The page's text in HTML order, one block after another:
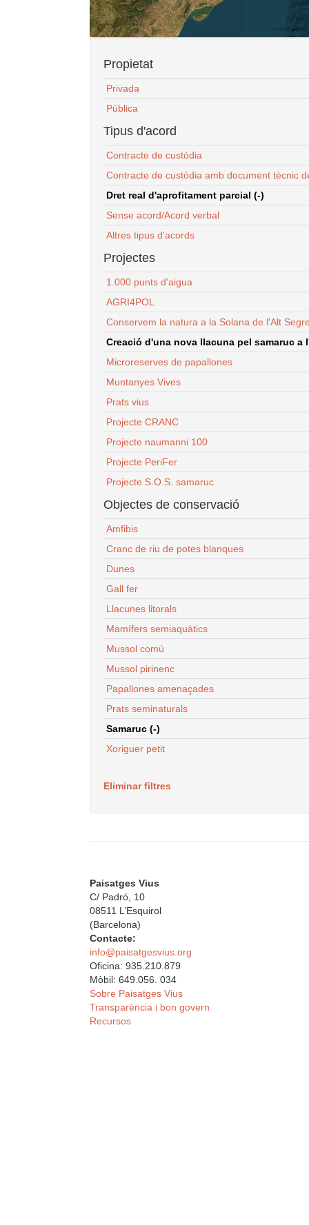
Propietat
Privada
Pública
Tipus d'acord
Contracte de custòdia
Contracte de custòdia amb document tècnic
Dret real d'aprofitament parcial (-)
Sense acord/Acord verbal
Altres tipus d'acords
Projectes
1.000 punts d'aigua
AGRI4POL
Conservem la natura a la Solana de l'Alt
Creació d'una nova llacuna pel samaruc a
Microreserves de papallones
Muntanyes Vives
Prats vius
Projecte CRANC
Projecte naumanni 100
Projecte PeriFer
Projecte S.O.S. samaruc
Objectes de conservació
Amfibis
Cranc de riu de potes blanques
Dunes
Gall fer
Llacunes litorals
Mamífers semiaquàtics
Mussol comú
Mussol pirinenc
Papallones amenaçades
Prats seminaturals
Samaruc (-)
Xoriguer petit
Eliminar filtres
Paisatges Vius
C/ Padró, 10
08511 L’Esquirol
(Barcelona)
Contacte:
info@paisatgesvius.org
Oficina: 935.210.879
Mòbil: 649.056. 034
Sobre Paisatges Vius
Transparència i bon govern
Recursos